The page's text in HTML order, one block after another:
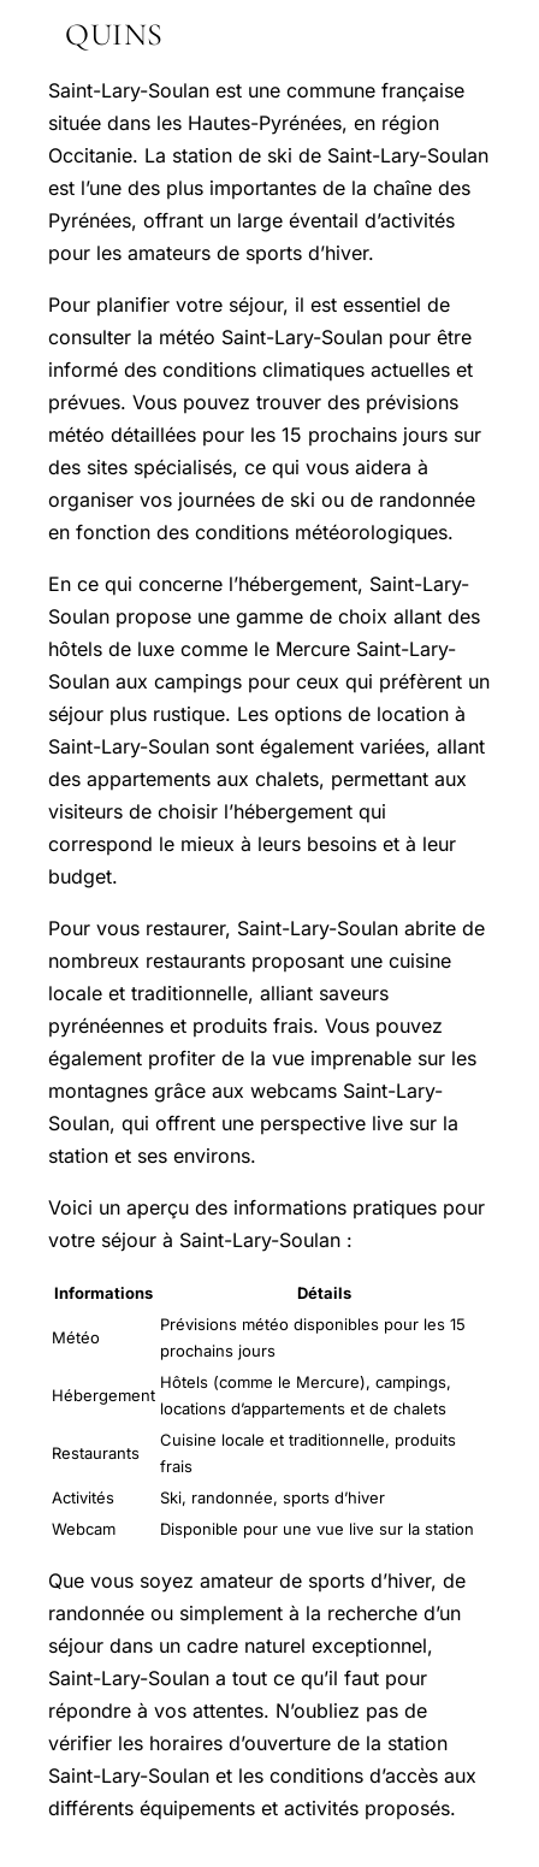
QUINS
Saint-Lary-Soulan est une commune française
située dans les Hautes-Pyrénées, en région
Occitanie. La station de ski de Saint-Lary-Soulan
est l’une des plus importantes de la chaîne des
Pyrénées, offrant un large éventail d’activités
pour les amateurs de sports d’hiver.
Pour planifier votre séjour, il est essentiel de
consulter la météo Saint-Lary-Soulan pour être
informé des conditions climatiques actuelles et
prévues. Vous pouvez trouver des prévisions
météo détaillées pour les 15 prochains jours sur
des sites spécialisés, ce qui vous aidera à
organiser vos journées de ski ou de randonnée
en fonction des conditions météorologiques.
En ce qui concerne l’hébergement, Saint-Lary-
Soulan propose une gamme de choix allant des
hôtels de luxe comme le Mercure Saint-Lary-
Soulan aux campings pour ceux qui préfèrent un
séjour plus rustique. Les options de location à
Saint-Lary-Soulan sont également variées, allant
des appartements aux chalets, permettant aux
visiteurs de choisir l’hébergement qui
correspond le mieux à leurs besoins et à leur
budget.
Pour vous restaurer, Saint-Lary-Soulan abrite de
nombreux restaurants proposant une cuisine
locale et traditionnelle, alliant saveurs
pyrénéennes et produits frais. Vous pouvez
également profiter de la vue imprenable sur les
montagnes grâce aux webcams Saint-Lary-
Soulan, qui offrent une perspective live sur la
station et ses environs.
Voici un aperçu des informations pratiques pour
votre séjour à Saint-Lary-Soulan :
Informations Détails
Météo
Prévisions météo disponibles pour les 15
prochains jours
Hébergement
Hôtels (comme le Mercure), campings,
locations d’appartements et de chalets
Restaurants
Cuisine locale et traditionnelle, produits
frais
Activités
Ski, randonnée, sports d’hiver
Webcam
Disponible pour une vue live sur la station
Que vous soyez amateur de sports d’hiver, de
randonnée ou simplement à la recherche d’un
séjour dans un cadre naturel exceptionnel,
Saint-Lary-Soulan a tout ce qu’il faut pour
répondre à vos attentes. N’oubliez pas de
vérifier les horaires d’ouverture de la station
Saint-Lary-Soulan et les conditions d’accès aux
différents équipements et activités proposés.